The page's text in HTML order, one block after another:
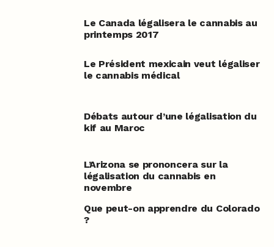
Le Canada légalisera le cannabis au
printemps 2017
Le Président mexicain veut légaliser
le cannabis médical
Débats autour d’une légalisation du
kif au Maroc
L’Arizona se prononcera sur la
légalisation du cannabis en
novembre
Que peut-on apprendre du Colorado
?